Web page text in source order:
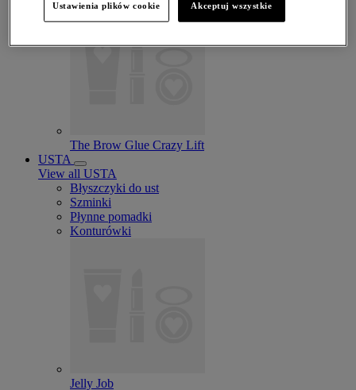
The Brow Glue Crazy Lift
USTA
View all USTA
Błyszczyki do ust
Szminki
Płynne pomadki
Konturówki
Jelly Job
Ustawienia plików cookie Akceptuj wszystkie